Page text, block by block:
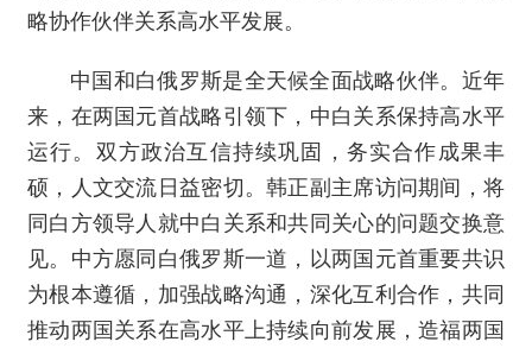
略协作伙伴关系高水平发展。
中国和白俄罗斯是全天候全面战略伙伴。近年
来，在两国元首战略引领下，中白关系保持高水平
运行。双方政治互信持续巩固，务实合作成果丰
硕，人文交流日益密切。韩正副主席访问期间，将
同白方领导人就中白关系和共同关心的问题交换意
见。中方愿同白俄罗斯一道，以两国元首重要共识
为根本遵循，加强战略沟通，深化互利合作，共同
推动两国关系在高水平上持续向前发展，造福两国